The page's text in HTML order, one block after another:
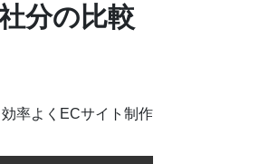
分の比較
率よくECサイト制作